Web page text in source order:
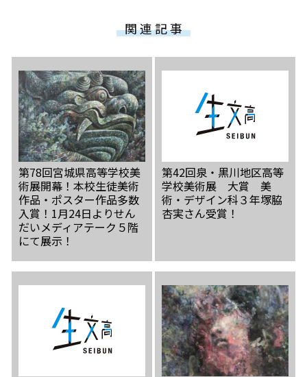
関 連 記 事
第78回宮城県高等学校美
術展開幕！本校生徒美術
作品・ポスター作品多数
入賞！1月24日よりせん
だいメディアテーク５階
にて展示！
第42回泉・黒川地区高等
学校美術展 大賞 美
術・デザイン科３年塚脇
杏実さん受賞！